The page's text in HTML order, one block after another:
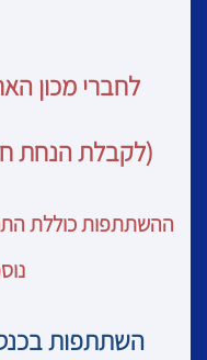
לחברי מכון האריזה :
(לקבלת הנחת
ההשתתפות כוללת
השתתפות